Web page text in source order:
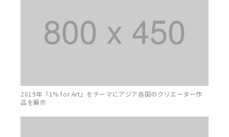
2019年『1% for Art』をテーマにアジア各国のクリエーター作
品を展示